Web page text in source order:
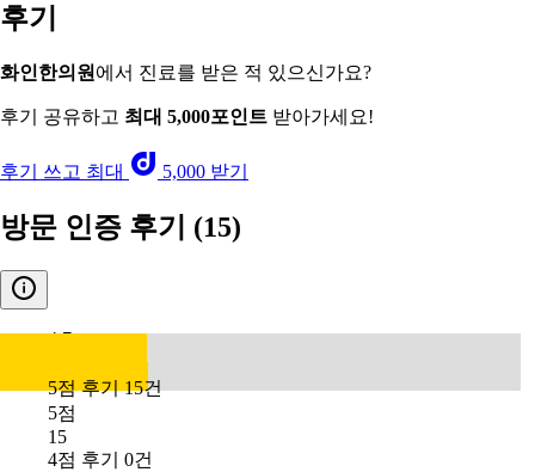
후기
화인한의원 에서 진료를 받은 적 있으신가요?
후기 공유하고 최대 5,000포인트 받아가세요!
후기 쓰고 최대 5,000 받기
방문 인증 후기 (15)
4.7
5점 후기 15건
5점
15
4점 후기 0건